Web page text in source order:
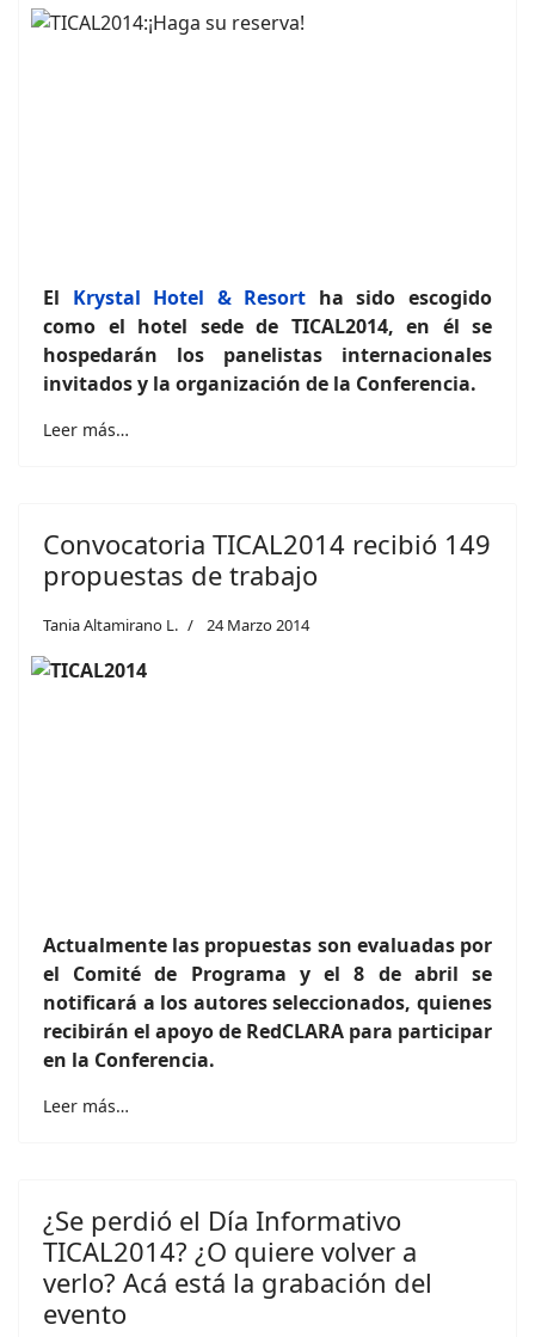
El Krystal Hotel & Resort ha sido escogido
como el hotel sede de TICAL2014, en él se
hospedarán los panelistas internacionales
invitados y la organización de la Conferencia.
Leer más…
Convocatoria TICAL2014 recibió 149
propuestas de trabajo
Tania Altamirano L. 24 Marzo 2014
Actualmente las propuestas son evaluadas por
el Comité de Programa y el 8 de abril se
notificará a los autores seleccionados, quienes
recibirán el apoyo de RedCLARA para participar
en la Conferencia.
Leer más…
¿Se perdió el Día Informativo
TICAL2014? ¿O quiere volver a
verlo? Acá está la grabación del
evento